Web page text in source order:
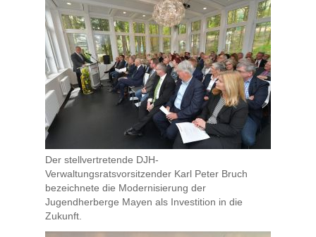
Der stellvertretende DJH-
Verwaltungsratsvorsitzender Karl Peter Bruch
bezeichnete die Modernisierung der
Jugendherberge Mayen als Investition in die
Zukunft.